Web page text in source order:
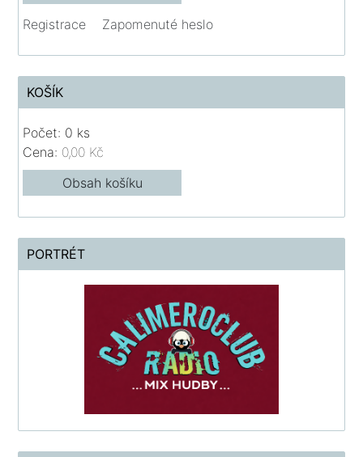
Registrace Zapomenuté heslo
KOŠÍK
Počet: 0 ks
Cena: 0,00 Kč
Obsah košíku
PORTRÉT